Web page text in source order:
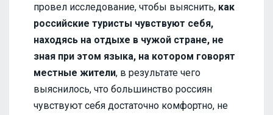
провел исследование, чтобы выяснить, как
российские туристы чувствуют себя,
находясь на отдыхе в чужой стране, не
зная при этом языка, на котором говорят
местные жители, в результате чего
выяснилось, что большинство россиян
чувствуют себя достаточно комфортно, не